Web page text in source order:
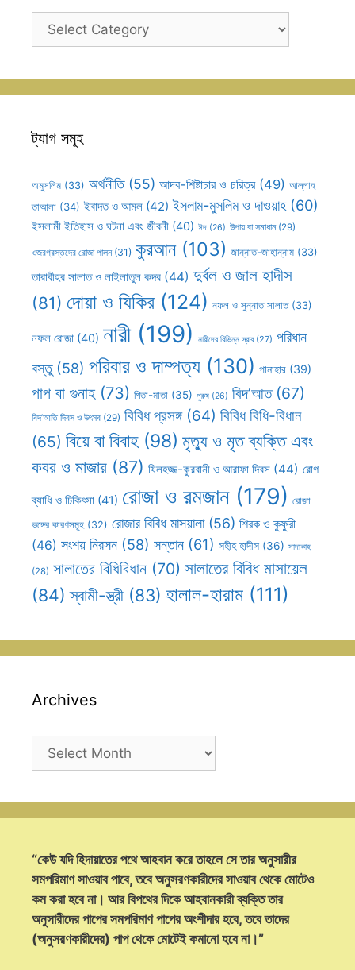
ক্যাটাগরি
ট্যাগ সমূহ
অমুসলিম (33) অর্থনীতি(55) আদব-শিষ্টাচার ও চরিত্র(49) আল্লাহ
তাআলা (34) ইবাদত ও আমল (42) ইসলাম-মুসলিম ও দাওয়াহ(60)
ইসলামী ইতিহাস ও ঘটনা এবং জীবনী (40) ঈদ (26) উপায় বা সমাধান(29)
ওজরগ্রস্তদের রোজা পালন(31) কুরআন(103) জান্নাত-জাহান্নাম (33)
তারাবীহর সালাত ও লাইলাতুল কদর (44) দুর্বল ও জাল হাদীস
(81) দোয়া ও যিকির (124) নফল ও সুন্নাত সালাত(33)
নফল রোজা (40) নারী(199) নারীদের বিভিন্ন স্রাব(27) পরিধান
বস্তু(58) পরিবার ও দাম্পত্য (130) পানাহার (39)
পাপ বা গুনাহ(73) পিতা-মাতা (35) পুরুষ (26) বিদ’আত(67)
বিদ’আতি দিবস ও উৎসব (29) বিবিধ প্রসঙ্গ(64) বিবিধ বিধি-বিধান
(65) বিয়ে বা বিবাহ (98) মৃত্যু ও মৃত ব্যক্তি এবং
কবর ও মাজার (87) যিলহজ্জ-কুরবানী ও আরাফা দিবস (44) রোগ
ব্যাধি ও চিকিৎসা (41) রোজা ও রমজান(179) রোজা
ভঙ্গের কারণসমূহ (32) রোজার বিবিধ মাসয়ালা(56) শিরক ও কুফুরী
(46) সংশয় নিরসন (58) সন্তান (61) সহীহ হাদীস (36) সাদাকাহ
(28) সালাতের বিধিবিধান (70) সালাতের বিবিধ মাসায়েল
(84) স্বামী-স্ত্রী (83) হালাল-হারাম (111)
Archives
Archives
“কেউ যদি হিদায়াতের পথে আহবান করে তাহলে সে তার অনুসারীর
সমপরিমাণ সাওয়াব পাবে, তবে অনুসরণকারীদের সাওয়াব থেকে মোটেও
কম করা হবে না। আর বিপথের দিকে আহবানকারী ব্যক্তি তার
অনুসারীদের পাপের সমপরিমাণ পাপের অংশীদার হবে, তবে তাদের
(অনুসরণকারীদের) পাপ থেকে মোটেই কমানো হবে না।”